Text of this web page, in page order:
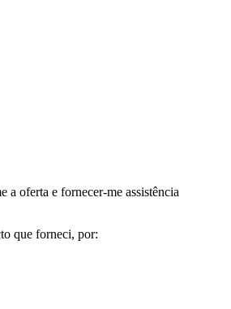
oferta e fornecer-me assistência
que forneci, por: